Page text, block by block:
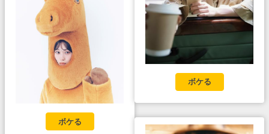
ボケる
ボケる